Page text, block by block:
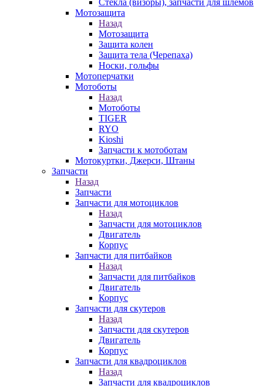
Стёкла (визоры), запчасти для шлемов
Мотозащита
Назад
Мотозащита
Защита колен
Защита тела (Черепаха)
Носки, гольфы
Мотоперчатки
Мотоботы
Назад
Мотоботы
TIGER
RYO
Kioshi
Запчасти к мотоботам
Мотокуртки, Джерси, Штаны
Запчасти
Назад
Запчасти
Запчасти для мотоциклов
Назад
Запчасти для мотоциклов
Двигатель
Корпус
Запчасти для питбайков
Назад
Запчасти для питбайков
Двигатель
Корпус
Запчасти для скутеров
Назад
Запчасти для скутеров
Двигатель
Корпус
Запчасти для квадроциклов
Назад
Запчасти для квадроциклов